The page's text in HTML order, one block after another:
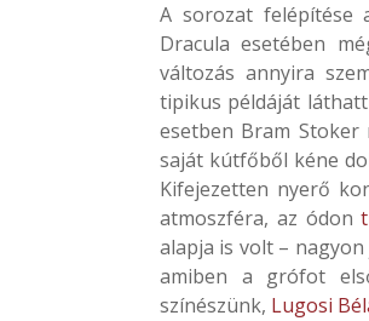
A sorozat felépítése
Dracula esetében
változás annyira
tipikus példáját
esetben Bram Stoker
saját kútfőből kéne
Kifejezetten nyerő
atmoszféra, az ódon
alapja is volt –
amiben a grófot
színészünk, Lugosi